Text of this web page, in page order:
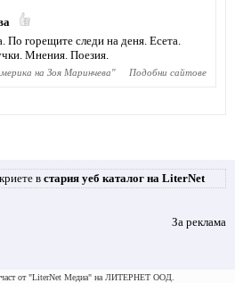
горещите следи на деня. Есета.
Мнения. Поезия.
на Зоя Маринчева" Подобни сайтове
в стария уеб каталог на LiterNet
За реклама
част от "LiterNet Медиа" на ЛИТЕРНЕТ ООД.